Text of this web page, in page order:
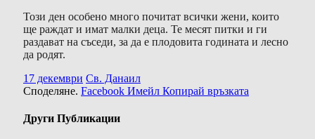
Този ден особено много почитат всички жени, които
ще раждат и имат малки деца. Те месят питки и ги
раздават на съседи, за да е плодовита годината и лесно
да родят.
17 декември Св. Данаил
Споделяне. Facebook Имейл Копирай връзката
Други Публикации